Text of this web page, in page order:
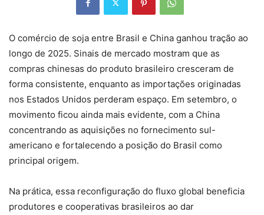
O comércio de soja entre Brasil e China ganhou tração ao
longo de 2025. Sinais de mercado mostram que as
compras chinesas do produto brasileiro cresceram de
forma consistente, enquanto as importações originadas
nos Estados Unidos perderam espaço. Em setembro, o
movimento ficou ainda mais evidente, com a China
concentrando as aquisições no fornecimento sul-
americano e fortalecendo a posição do Brasil como
principal origem.
Na prática, essa reconfiguração do fluxo global beneficia
produtores e cooperativas brasileiros ao dar